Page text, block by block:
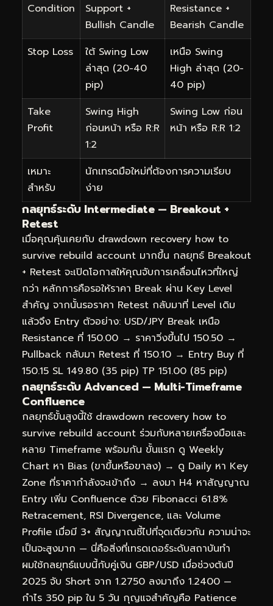
Condition
Support +
Bullish Candle
Resistance +
Bearish Candle
Stop Loss
ใต้ Swing Low
ล่าสุด (20-40
pip)
เหนือ Swing
High ล่าสุด (20-
40 pip)
Take
Profit
Swing High
ก่อนหน้า หรือ R:R
1:2
Swing Low ก่อน
หน้า หรือ R:R 1:2
เหมาะ
สำหรับ
นักเทรดมือใหม่ที่ต้องการความเรียบ
ง่าย
กลยุทธ์ระดับ Intermediate — Breakout +
Retest
เมื่อคุณคุ้นเคยกับ drawdown recovery how to
survive rebuild account มากขึ้น กลยุทธ์ Breakout
+ Retest จะเปิดโอกาสให้คุณจับการเคลื่อนไหวที่ใหญ่
กว่า หลักการคือรอให้ราคา Break ผ่าน Key Level
สำคัญ จากนั้นรอราคา Retest กลับมาที่ Level เดิม
แล้วจึง Entry ตัวอย่าง: USD/JPY Break เหนือ
Resistance ที่ 150.00 → ราคาวิ่งขึ้นไป 150.50 →
Pullback กลับมา Retest ที่ 150.10 → Entry Buy ที่
150.15 SL 149.80 (35 pip) TP 151.00 (85 pip)
กลยุทธ์ระดับ Advanced — Multi-Timeframe
Confluence
กลยุทธ์ขั้นสูงนี้ใช้ drawdown recovery how to
survive rebuild account ร่วมกับหลายเครื่องมือและ
หลาย Timeframe พร้อมกัน ขั้นแรก ดู Weekly
Chart หา Bias (ขาขึ้นหรือขาลง) → ดู Daily หา Key
Zone ที่ราคากำลังจะเข้าถึง → ลงมา H4 หาสัญญาณ
Entry เพิ่ม Confluence ด้วย Fibonacci 61.8%
Retracement, RSI Divergence, และ Volume
Profile เมื่อมี 3+ สัญญาณชี้ไปที่จุดเดียวกัน ความน่าจะ
เป็นจะสูงมาก — นี่คือสิ่งที่เทรดเดอร์ระดับสถาบันทำ
ผมใช้กลยุทธ์แบบนี้กับคู่เงิน GBP/USD เมื่อช่วงต้นปี
2025 จับ Short จาก 1.2750 ลงมาถึง 1.2400 —
กำไร 350 pip ใน 5 วัน กุญแจสำคัญคือ Patience